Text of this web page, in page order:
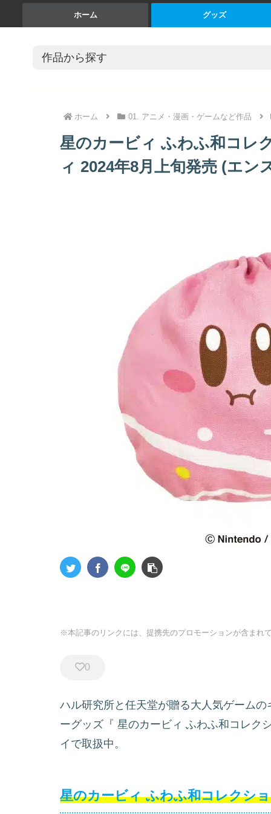
ホーム グッズ
ホーム 01. アニメ・漫画・ゲームなど作品
星のカービィ ふわふ和コレ
ィ 2024年8月上旬発売 (エン
※本記事のリンクには、提携先のプロモーションが含まれ
0
ハル研究所と任天堂が贈る大人気ゲーム
ーグッズ『 星のカービィ ふわふ和コレク
イで取扱中。
星のカービィ ふわふ和コレクシ